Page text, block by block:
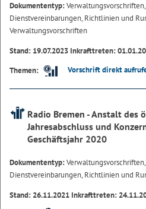
Dokumententyp:
Dienstvereinbarungen, Richtlinien und
Verwaltungsvorschriften
Stand: 19.07.2023 Inkrafttreten:
Themen:
Vorschrift direkt
Radio Bremen - Anstalt des
Jahresabschluss und
Geschäftsjahr 2020
Dokumententyp:
Dienstvereinbarungen, Richtlinien und
Stand: 26.11.2021 Inkrafttreten: